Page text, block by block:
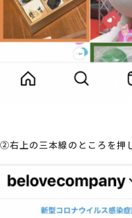
②右上の三本線のところを押